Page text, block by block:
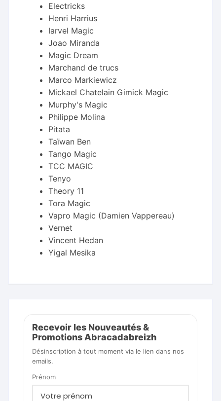
Electricks
Henri Harrius
Iarvel Magic
Joao Miranda
Magic Dream
Marchand de trucs
Marco Markiewicz
Mickael Chatelain Gimick Magic
Murphy's Magic
Philippe Molina
Pitata
Taïwan Ben
Tango Magic
TCC MAGIC
Tenyo
Theory 11
Tora Magic
Vapro Magic (Damien Vappereau)
Vernet
Vincent Hedan
Yigal Mesika
Recevoir les Nouveautés &
Promotions Abracadabreizh
Désinscription à tout moment via le lien dans nos
emails.
Prénom